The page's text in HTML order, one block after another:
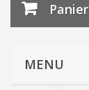
Panier
MENU